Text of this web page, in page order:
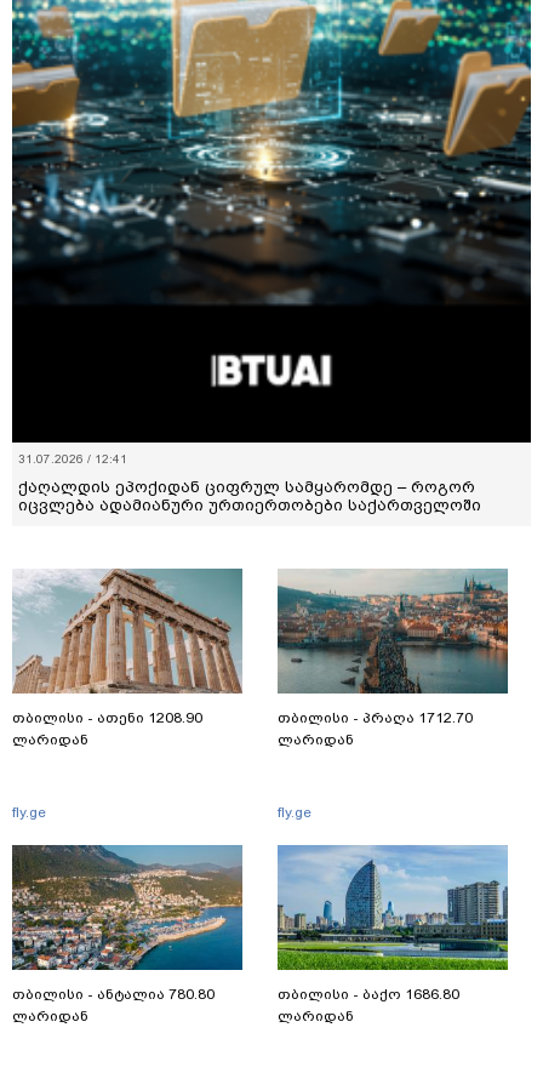
31.07.2026 / 12:41
ქაღალდის ეპოქიდან ციფრულ სამყარომდე – როგორ
იცვლება ადამიანური ურთიერთობები საქართველოში
თბილისი - ათენი 1208.90
ლარიდან
fly.ge
თბილისი - ანტალია 780.80
ლარიდან
თბილისი - პრაღა 1712.70
ლარიდან
fly.ge
თბილისი - ბაქო 1686.80
ლარიდან